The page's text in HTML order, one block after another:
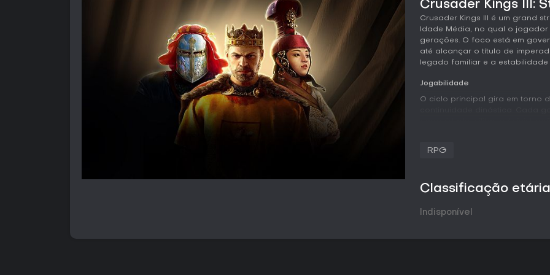
Crusader Kings III:
Crusader Kings III é um grand
Idade Média, no qual o
gerações. O foco está em
até alcançar o título de
legado familiar e a
Jogabilidade
O ciclo principal gira em torno
difíceis, podendo gerar
Traços de personalidade
comportamento do
familiares e rivais. O sistema
RPG
Classificação etária
Indisponível